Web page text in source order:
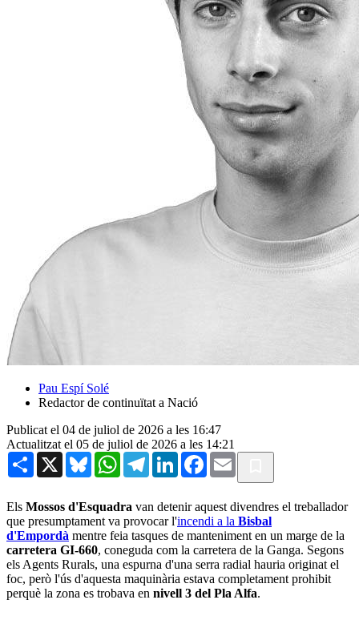
Pau Espí Solé
Redactor de continuïtat a Nació
Publicat el 04 de juliol de 2026 a les 16:47
Actualitzat el 05 de juliol de 2026 a les 14:21
Share X BlueskyWhatsAppTelegramLinkedInFacebook
Email
Els Mossos d'Esquadra van detenir aquest divendres el treballador
que presumptament va provocar l'incendi a la Bisbal
d'Empordà mentre feia tasques de manteniment en un marge de la
carretera GI-660, coneguda com la carretera de la Ganga. Segons
els Agents Rurals, una espurna d'una serra radial hauria originat el
foc, però l'ús d'aquesta maquinària estava completament prohibit
perquè la zona es trobava en nivell 3 del Pla Alfa.